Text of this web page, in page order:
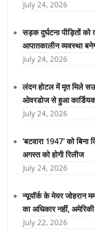
July 24, 2026
सड़क दुर्घटना पीड़ितों
आपातकालीन व्यवस्था
July 24, 2026
लंदन होटल में मृत मिले
ओवरडोज से हुआ
July 24, 2026
‘बटवारा 1947’ को
अगस्त को होगी रिलीज
July 24, 2026
न्यूयॉर्क के मेयर जोहरान
का अधिकार नहीं,
July 22, 2026